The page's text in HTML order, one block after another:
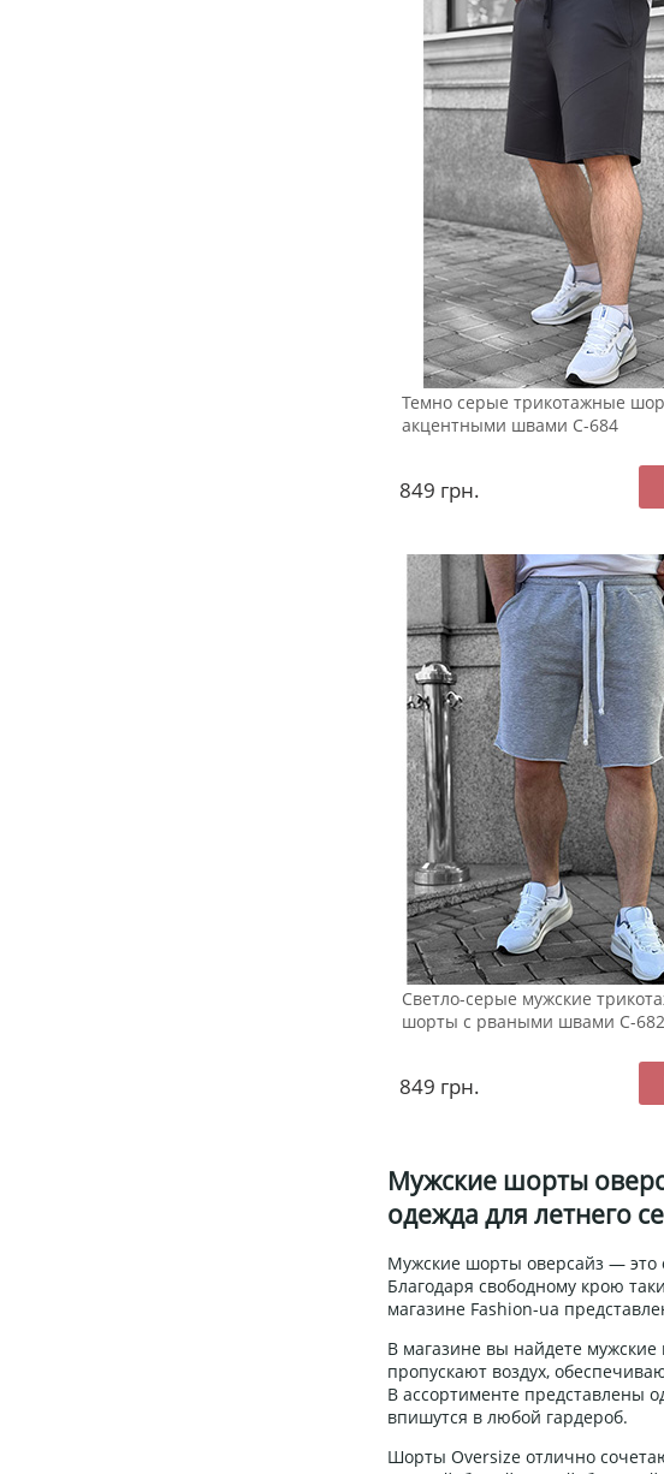
Темно серые трикотажные
акцентными швами С-684
849 грн.
Светло-серые мужские
шорты с рваными швами С-682
849 грн.
Мужские шорты
одежда для летнего
Мужские шорты оверсайз — это
Благодаря свободному крою
магазине Fashion-ua
В магазине вы найдете мужские
пропускают воздух,
В ассортименте представлены
впишутся в любой гардероб.
Шорты Oversize отлично